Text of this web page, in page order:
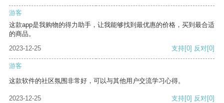
游客
这款app是我购物的得力助手，让我能够找到最优惠的价格，买到最合适
的商品。
2023-12-25
支持[0] 反对[0]
游客
这款软件的社区氛围非常好，可以与其他用户交流学习心得。
2023-12-25 支持[0] 反对[0]